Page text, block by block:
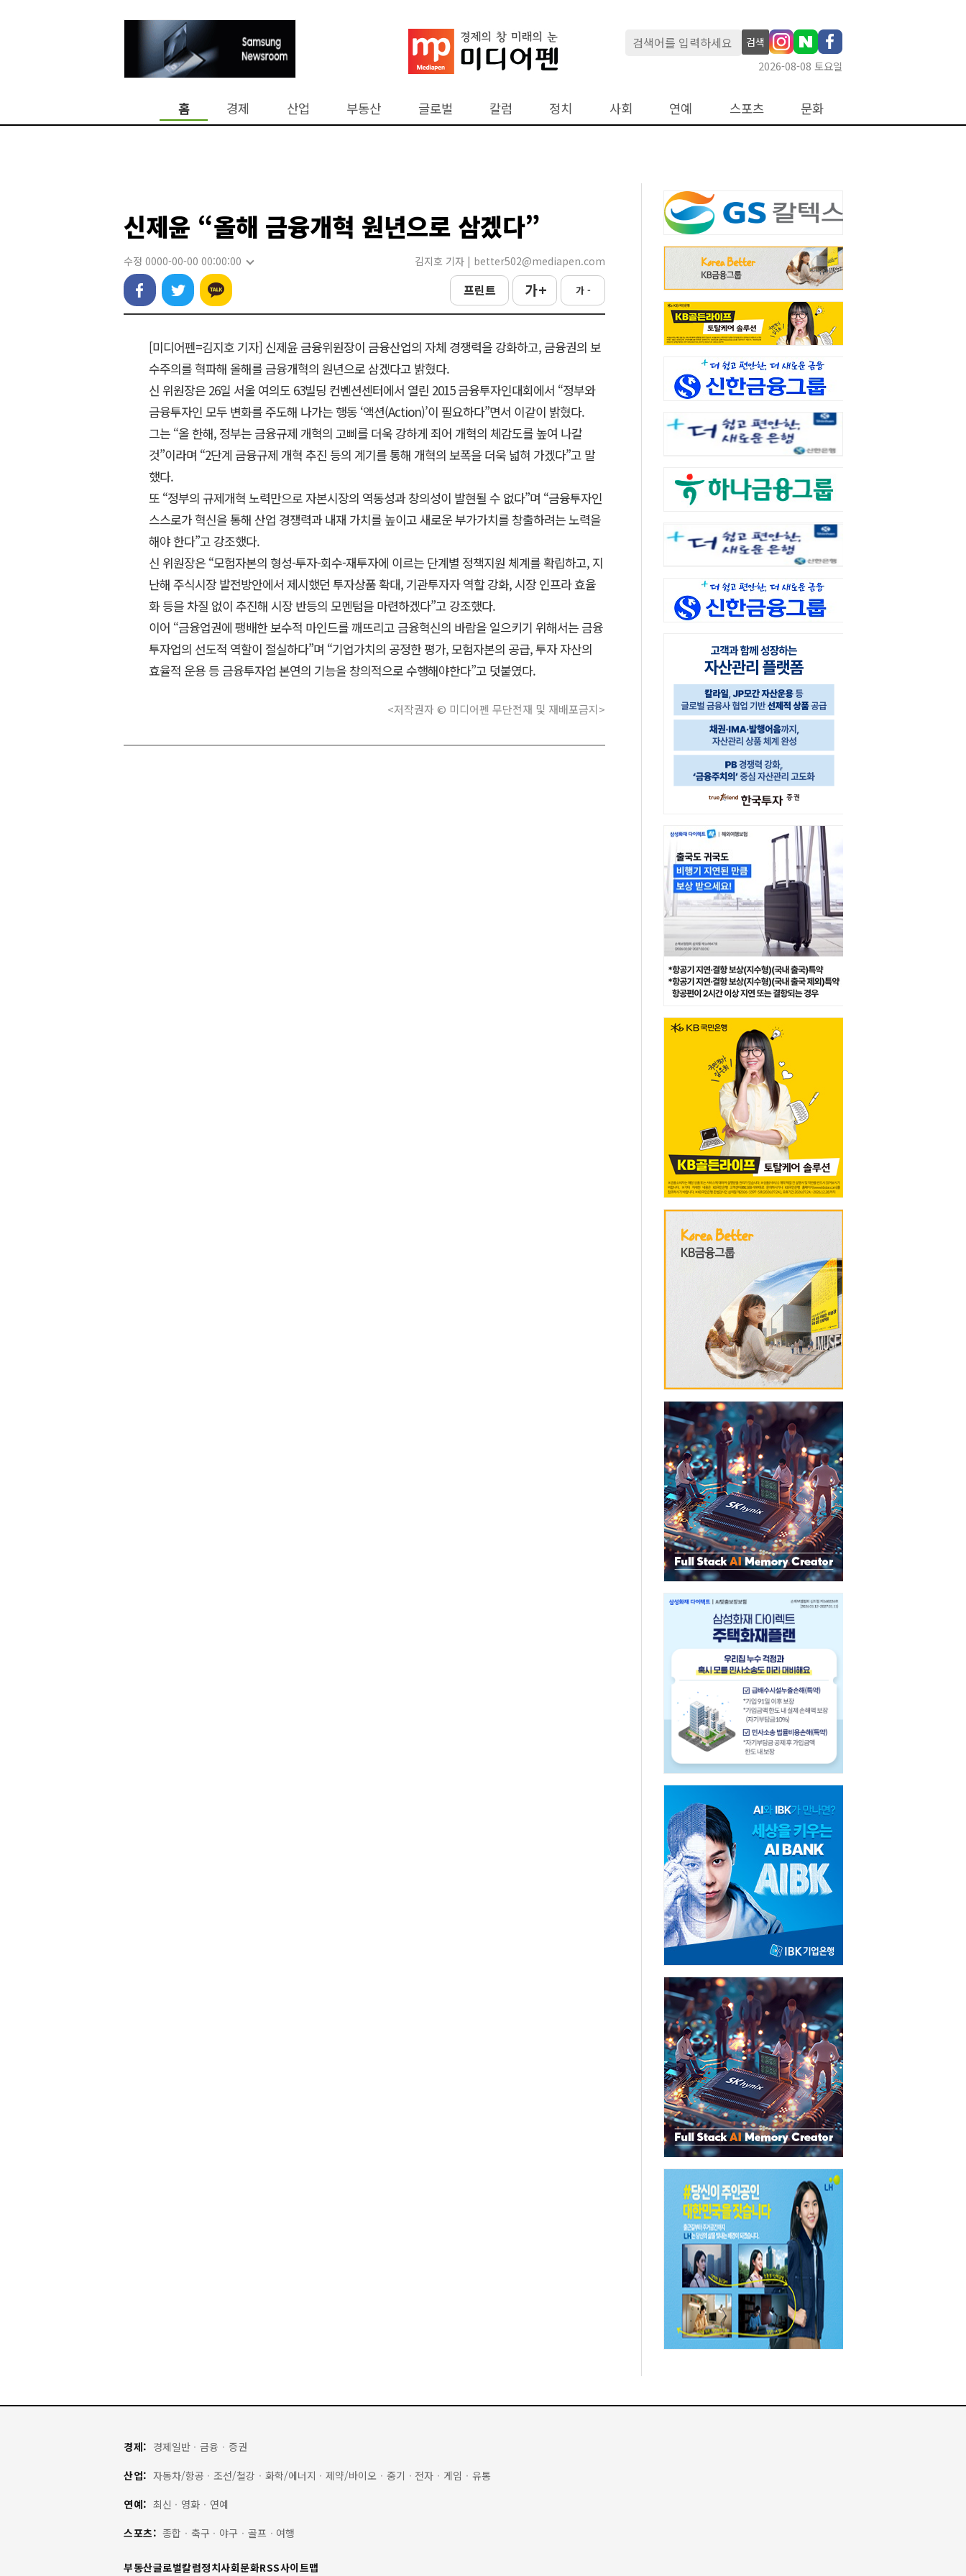
검색
2026-08-08 토요일
홈 경제 산업 부동산 글로벌 칼럼 정치 사회 연예 스포츠 문화
신제윤 “올해 금융개혁 원년으로 삼겠다”
수정 0000-00-00 00:00:00 김지호 기자 | better502@mediapen.com
프린트 가 + 가 -
[미디어펜=김지호 기자] 신제윤 금융위원장이 금융산업의 자체 경쟁력을 강화하고, 금융권의 보
수주의를 혁파해 올해를 금융개혁의 원년으로 삼겠다고 밝혔다.
신 위원장은 26일 서울 여의도 63빌딩 컨벤션센터에서 열린 2015 금융투자인대회에서 “정부와
금융투자인 모두 변화를 주도해 나가는 행동 ‘액션(Action)’이 필요하다”면서 이같이 밝혔다.
그는 “올 한해, 정부는 금융규제 개혁의 고삐를 더욱 강하게 죄어 개혁의 체감도를 높여 나갈
것”이라며 “2단계 금융규제 개혁 추진 등의 계기를 통해 개혁의 보폭을 더욱 넓혀 가겠다”고 말
했다.
또 “정부의 규제개혁 노력만으로 자본시장의 역동성과 창의성이 발현될 수 없다”며 “금융투자인
스스로가 혁신을 통해 산업 경쟁력과 내재 가치를 높이고 새로운 부가가치를 창출하려는 노력을
해야 한다”고 강조했다.
신 위원장은 “모험자본의 형성-투자-회수-재투자에 이르는 단계별 정책지원 체계를 확립하고, 지
난해 주식시장 발전방안에서 제시했던 투자상품 확대, 기관투자자 역할 강화, 시장 인프라 효율
화 등을 차질 없이 추진해 시장 반등의 모멘텀을 마련하겠다”고 강조했다.
이어 “금융업권에 팽배한 보수적 마인드를 깨뜨리고 금융혁신의 바람을 일으키기 위해서는 금융
투자업의 선도적 역할이 절실하다”며 “기업가치의 공정한 평가, 모험자본의 공급, 투자 자산의
효율적 운용 등 금융투자업 본연의 기능을 창의적으로 수행해야한다”고 덧붙였다.
<저작권자 © 미디어펜 무단전재 및 재배포금지>
경제: 경제일반 · 금융 · 증권
산업: 자동차/항공 · 조선/철강 · 화학/에너지 · 제약/바이오 · 중기 · 전자 · 게임 · 유통
연예: 최신 · 영화 · 연예
스포츠: 종합 · 축구 · 야구 · 골프 · 여행
부동산글로벌칼럼정치사회문화RSS사이트맵